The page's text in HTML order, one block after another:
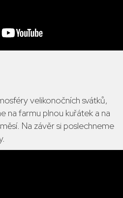
velikonočních svátků,
na farmu plnou kuřátek a na
Na závěr si poslechneme